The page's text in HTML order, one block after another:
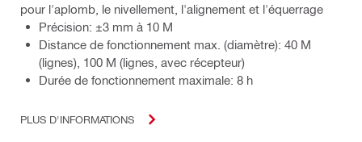
pour l'aplomb, le nivellement, l'alignement et l'équerrage
Précision: ±3 mm à 10 M
Distance de fonctionnement max. (diamètre): 40 M
(lignes), 100 M (lignes, avec récepteur)
Durée de fonctionnement maximale: 8 h
PLUS D'INFORMATIONS